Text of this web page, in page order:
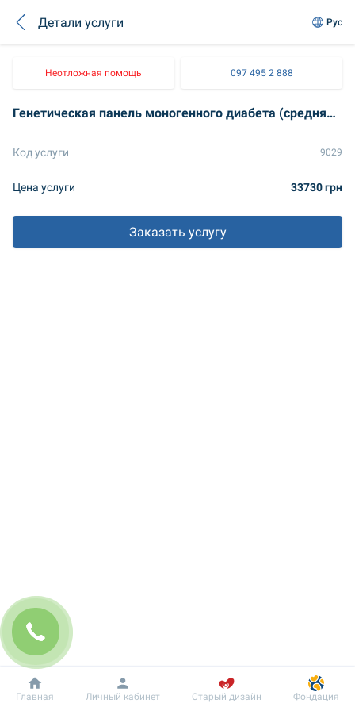
Детали услуги Рус
Неотложная помощь 097 495 2 888
Генетическая панель моногенного диабета (средняя, ​​67 генов)
Код услуги 9029
Цена услуги 33730 грн
Заказать услугу
Добробут Информация Пациенту
Главная Личный кабинет Старый дизайн Фондация